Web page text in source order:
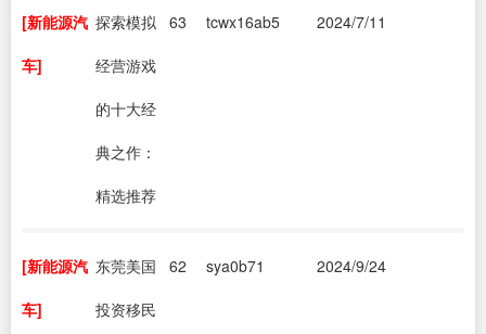
[新能源汽
车]
探索模拟
经营游戏
的十大经
典之作：
精选推荐
63 tcwx16ab5 2024/7/11
[新能源汽
车]
东莞美国
投资移民
62 sya0b71 2024/9/24